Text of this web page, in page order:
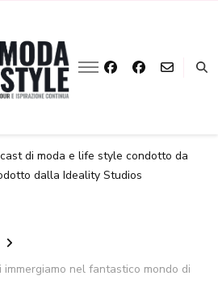
La moda a portata
di moda e life style condotto da
dalla Ideality Studios
nel fantastico mondo di